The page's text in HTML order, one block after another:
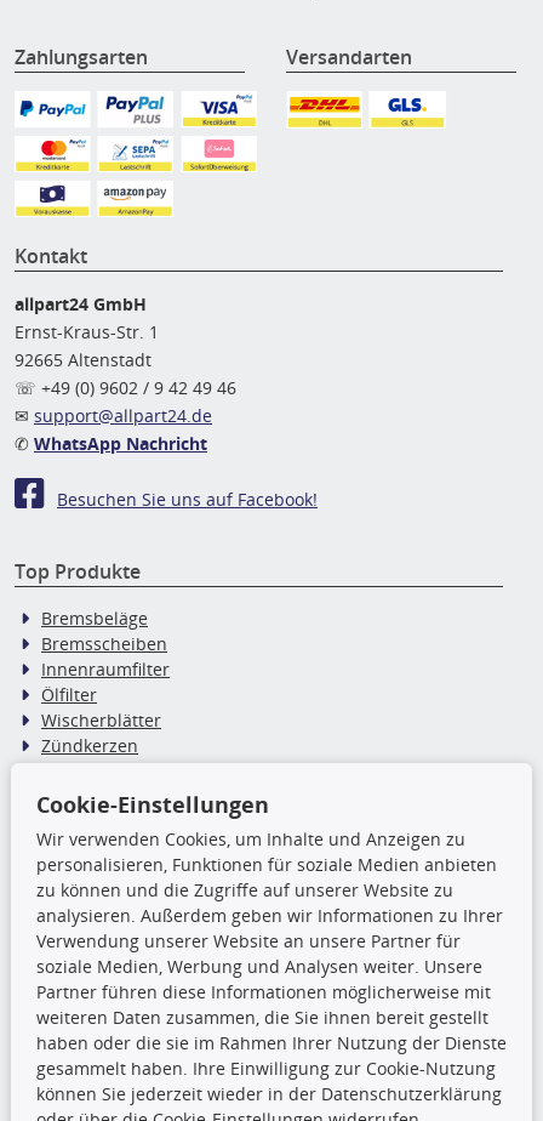
Zahlungsarten Versandarten
Kontakt
allpart24 GmbH
Ernst-Kraus-Str. 1
92665 Altenstadt
☏ +49 (0) 9602 / 9 42 49 46
✉ support@allpart24.de
✆ WhatsApp Nachricht
Besuchen Sie uns auf Facebook!
Top Produkte
Bremsbeläge
Bremsscheiben
Innenraumfilter
Ölfilter
Wischerblätter
Zündkerzen
TecDoc Inside
Die hier angezeigten Daten,
insbesondere die gesamte Datenbank,
dürfen nicht kopiert werden. Es ist zu
unterlassen, die Daten oder die gesamte Datenbank ohne
vorherige Zustimmung TecDocs zu vervielfältigen, zu
verbreiten und/oder diese Handlungen durch Dritte ausführen
zu lassen. Ein Zuwiderhandeln stellt eine
Urheberrechtsverletzung dar und wird verfolgt.
Ronny’s Newsletter
Cookie-Einstellungen
Wir verwenden Cookies, um Inhalte und Anzeigen zu
personalisieren, Funktionen für soziale Medien anbieten
zu können und die Zugriffe auf unserer Website zu
analysieren. Außerdem geben wir Informationen zu Ihrer
Verwendung unserer Website an unsere Partner für
soziale Medien, Werbung und Analysen weiter. Unsere
Partner führen diese Informationen möglicherweise mit
weiteren Daten zusammen, die Sie ihnen bereit gestellt
haben oder die sie im Rahmen Ihrer Nutzung der Dienste
gesammelt haben. Ihre Einwilligung zur Cookie-Nutzung
können Sie jederzeit wieder in der Datenschutzerklärung